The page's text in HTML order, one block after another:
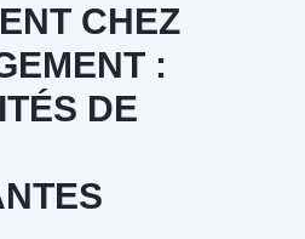
CHEZ
:
DE